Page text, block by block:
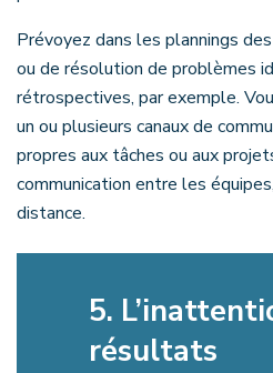
Prévoyez dans les plannings
ou de résolution de problèmes
rétrospectives, par exemple.
un ou plusieurs canaux de
propres aux tâches ou aux
communication entre les
distance.
5.
résultats